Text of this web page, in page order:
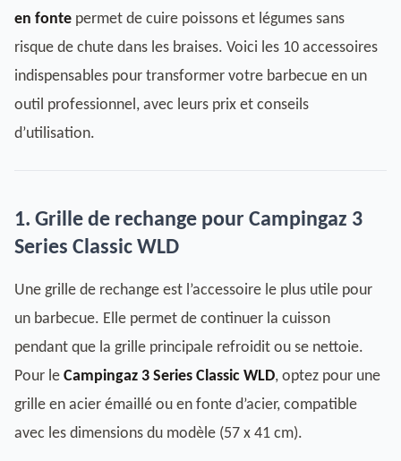
en fonte permet de cuire poissons et légumes sans
risque de chute dans les braises. Voici les 10 accessoires
indispensables pour transformer votre barbecue en un
outil professionnel, avec leurs prix et conseils
d’utilisation.
1. Grille de rechange pour Campingaz 3
Series Classic WLD
Une grille de rechange est l’accessoire le plus utile pour
un barbecue. Elle permet de continuer la cuisson
pendant que la grille principale refroidit ou se nettoie.
Pour le Campingaz 3 Series Classic WLD, optez pour une
grille en acier émaillé ou en fonte d’acier, compatible
avec les dimensions du modèle (57 x 41 cm).